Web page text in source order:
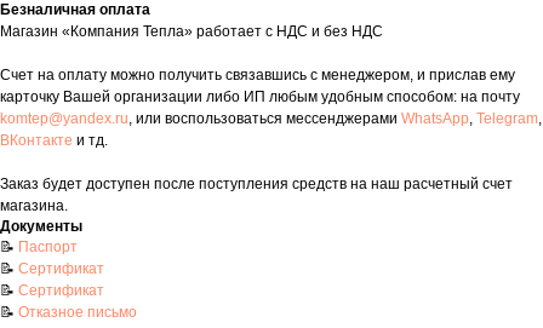
Безналичная оплата
Магазин «Компания Тепла» работает с НДС и без НДС
Счет на оплату можно получить связавшись с менеджером, и прислав ему
карточку Вашей организации либо ИП любым удобным способом: на почту
komtep@yandex.ru, или воспользоваться мессенджерами WhatsApp, Telegram,
ВКонтакте и тд.
Заказ будет доступен после поступления средств на наш расчетный счет
магазина.
Документы
📝 Паспорт
📝 Сертификат
📝 Сертификат
📝 Отказное письмо
Покупателям
Контакты
Пн-Пт: 8:00 - 17:00
+7 (8552) 78-33-11
Заказать звонок